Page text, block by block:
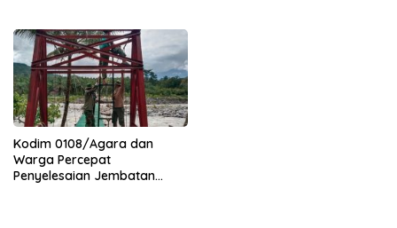
Kodim 0108/Agara dan
Warga Percepat
Penyelesaian Jembatan